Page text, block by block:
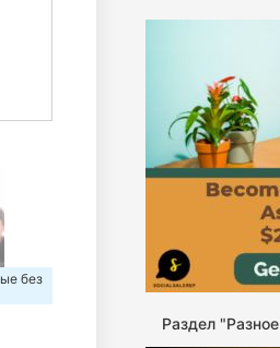
без
Раздел "Разное